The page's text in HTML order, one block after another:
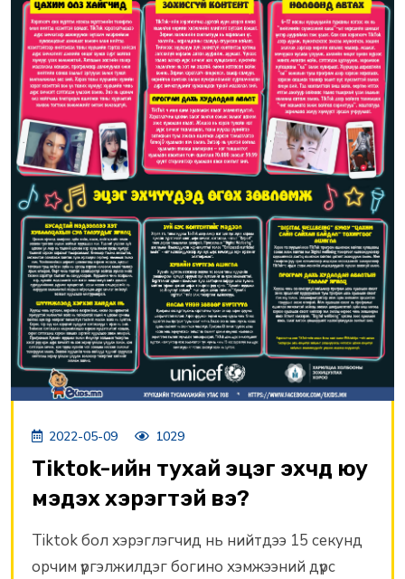
2022-05-09 1029
Tiktok-ийн тухай эцэг эхчүүд юу
мэдэх хэрэгтэй вэ?
Tiktok бол хэрэглэгчид нь нийтдээ 15 секунд
орчим үргэлжилдэг богино хэмжээний дүрс